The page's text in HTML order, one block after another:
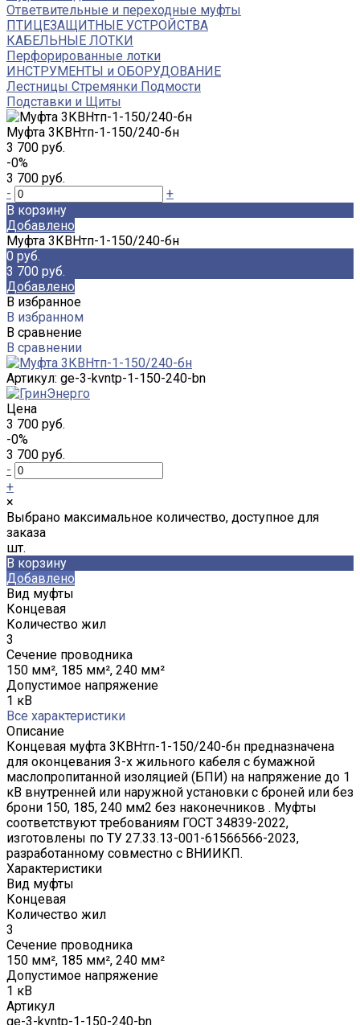
Ответвительные и переходные муфты
ПТИЦЕЗАЩИТНЫЕ УСТРОЙСТВА
КАБЕЛЬНЫЕ ЛОТКИ
Перфорированные лотки
ИНСТРУМЕНТЫ и ОБОРУДОВАНИЕ
Лестницы Стремянки Подмости
Подставки и Щиты
Муфта 3КВНтп-1-150/240-бн
3 700 руб.
-0%
3 700 руб.
-
+
В корзину
Добавлено
Муфта 3КВНтп-1-150/240-бн
0 руб.
3 700 руб.
Добавлено
В избранное
В избранном
В сравнение
В сравнении
Артикул: ge-3-kvntp-1-150-240-bn
Цена
3 700 руб.
-0%
3 700 руб.
-
+
×
Выбрано максимальное количество, доступное для
заказа
шт.
В корзину
Добавлено
Вид муфты
Концевая
Количество жил
3
Сечение проводника
150 мм², 185 мм², 240 мм²
Допустимое напряжение
1 кВ
Все характеристики
Описание
Концевая муфта 3КВНтп-1-150/240-бн предназначена
для оконцевания 3-х жильного кабеля с бумажной
маслопропитанной изоляцией (БПИ) на напряжение до 1
кВ внутренней или наружной установки с броней или без
брони 150, 185, 240 мм2 без наконечников . Муфты
соответствуют требованиям ГОСТ 34839-2022,
изготовлены по ТУ 27.33.13-001-61566566-2023,
разработанному совместно с ВНИИКП.
Характеристики
Вид муфты
Концевая
Количество жил
3
Сечение проводника
150 мм², 185 мм², 240 мм²
Допустимое напряжение
1 кВ
Артикул
ge-3-kvntp-1-150-240-bn